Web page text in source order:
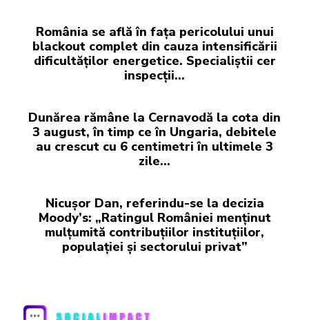
România se află în fața pericolului unui
blackout complet din cauza intensificării
dificultăților energetice. Specialiștii cer
inspecții…
Dunărea rămâne la Cernavodă la cota din
3 august, în timp ce în Ungaria, debitele
au crescut cu 6 centimetri în ultimele 3
zile...
Nicușor Dan, referindu-se la decizia
Moody’s: „Ratingul României menținut
mulțumită contribuțiilor instituțiilor,
populației și sectorului privat”